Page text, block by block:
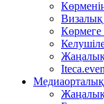
Визалық
Көрмеге
Медиаорталық